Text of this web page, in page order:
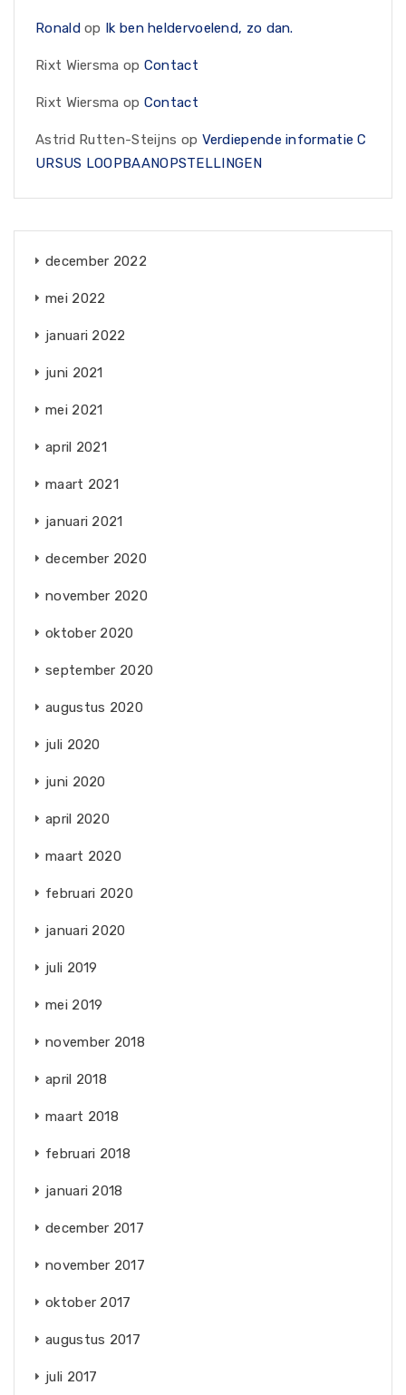
Ronaldop Ik ben heldervoelend, zo dan.
Rixt Wiersma op Contact
Rixt Wiersma op Contact
Astrid Rutten-Steijns op Verdiepende informatie C
URSUS LOOPBAANOPSTELLINGEN
december 2022
mei 2022
januari 2022
juni 2021
mei 2021
april 2021
maart 2021
januari 2021
december 2020
november 2020
oktober 2020
september 2020
augustus 2020
juli 2020
juni 2020
april 2020
maart 2020
februari 2020
januari 2020
juli 2019
mei 2019
november 2018
april 2018
maart 2018
februari 2018
januari 2018
december 2017
november 2017
oktober 2017
augustus 2017
juli 2017